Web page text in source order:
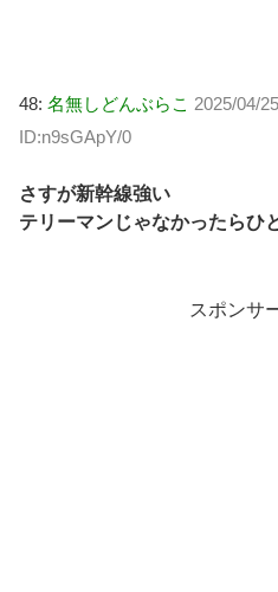
48: 名無しどんぶらこ 2025/04/
ID:n9sGApY/0
さすが新幹線強い
テリーマンじゃなかったらひ
スポンサ